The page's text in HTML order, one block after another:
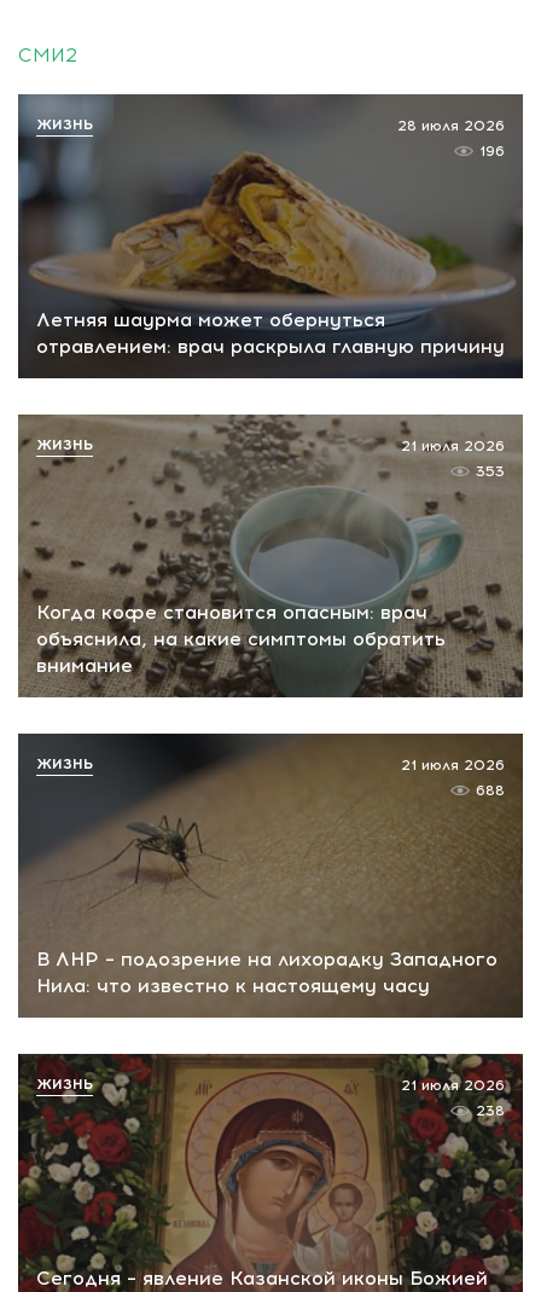
СМИ2
Летняя шаурма может обернуться
отравлением: врач раскрыла главную причину
28 июля 2026
196
ЖИЗНЬ
Когда кофе становится опасным: врач
объяснила, на какие симптомы обратить
внимание
21 июля 2026
353
ЖИЗНЬ
В ЛНР – подозрение на лихорадку Западного
Нила: что известно к настоящему часу
21 июля 2026
688
ЖИЗНЬ
Сегодня – явление Казанской иконы Божией
21 июля 2026
238
ЖИЗНЬ